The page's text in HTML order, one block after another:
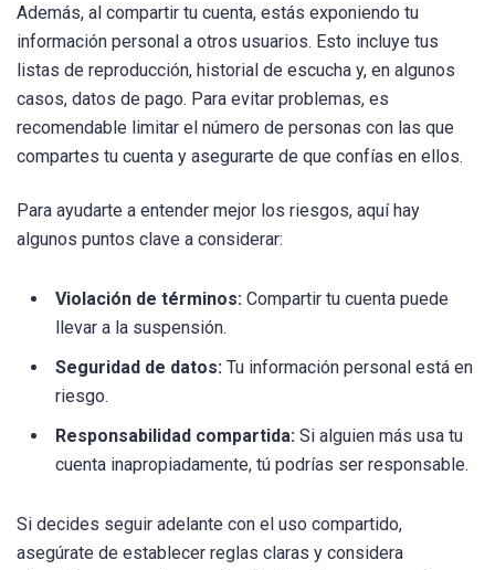
Además, al compartir tu cuenta, estás exponiendo tu
información personal a otros usuarios. Esto incluye tus
listas de reproducción, historial de escucha y, en algunos
casos, datos de pago. Para evitar problemas, es
recomendable limitar el número de personas con las que
compartes tu cuenta y asegurarte de que confías en ellos.
Para ayudarte a entender mejor los riesgos, aquí hay
algunos puntos clave a considerar:
Violación de términos: Compartir tu cuenta puede
llevar a la suspensión.
Seguridad de datos: Tu información personal está en
riesgo.
Responsabilidad compartida: Si alguien más usa tu
cuenta inapropiadamente, tú podrías ser responsable.
Si decides seguir adelante con el uso compartido,
asegúrate de establecer reglas claras y considera